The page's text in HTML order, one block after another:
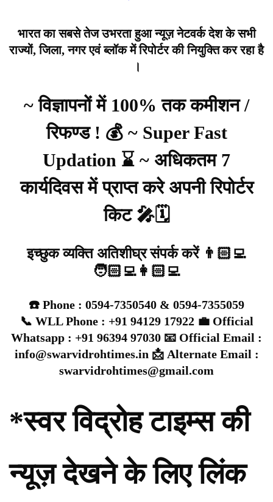
भारत का सबसे तेज उभरता हुआ न्यूज़ नेटवर्क देश के सभी
राज्यों, जिला, नगर एवं ब्लॉक में रिपोर्टर की नियुक्ति कर रहा है
।
~ विज्ञापनों में 100% तक कमीशन /
रिफण्ड ! 💰 ~ Super Fast
Updation ⌛ ~ अधिकतम 7
कार्यदिवस में प्राप्त करे अपनी रिपोर्टर
किट 🎤🗓️
इच्छुक व्यक्ति अतिशीघ्र संपर्क करें 👨🏻‍💻
🧑🏻‍💻👩🏻‍💻
☎️ Phone : 0594-7350540 & 0594-7355059
📞 WLL Phone : +91 94129 17922 💼 Official
Whatsapp : +91 96394 97030 📧 Official Email :
info@swarvidrohtimes.in 📩 Alternate Email :
swarvidrohtimes@gmail.com
*स्वर विद्रोह टाइम्स की
न्यूज़ देखने के लिए लिंक